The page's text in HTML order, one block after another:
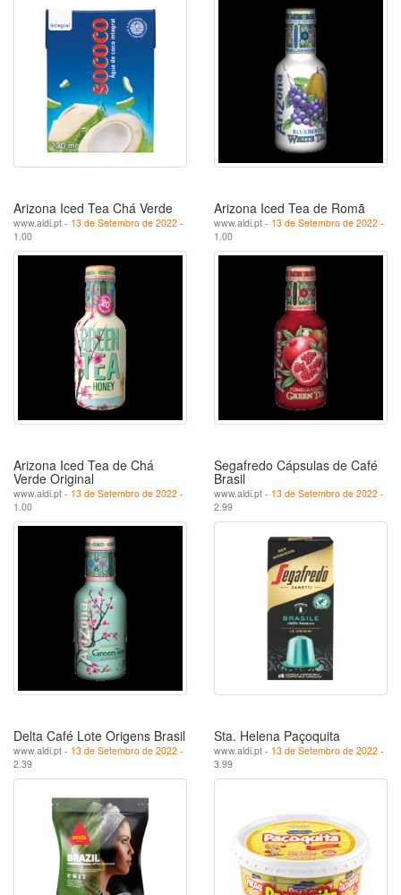
Arizona Iced Tea Chá Verde
www.aldi.pt - 13 de Setembro de 2022 -
1.00
Arizona Iced Tea de Romã
www.aldi.pt - 13 de Setembro de 2022 -
1.00
Arizona Iced Tea de Chá
Verde Original
www.aldi.pt - 13 de Setembro de 2022 -
1.00
Segafredo Cápsulas de Café
Brasil
www.aldi.pt - 13 de Setembro de 2022 -
2.99
Delta Café Lote Origens Brasil
www.aldi.pt - 13 de Setembro de 2022 -
2.39
Sta. Helena Paçoquita
www.aldi.pt - 13 de Setembro de 2022 -
3.99